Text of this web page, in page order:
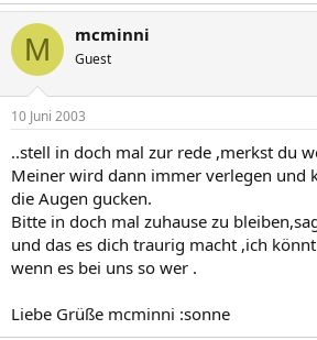
M mcminni
Guest
10 Juni 2003
..stell in doch mal zur rede ,merkst du
Meiner wird dann immer verlegen und
die Augen gucken.
Bitte in doch mal zuhause zu
und das es dich traurig macht ,ich
wenn es bei uns so wer .
Liebe Grüße mcminni :sonne